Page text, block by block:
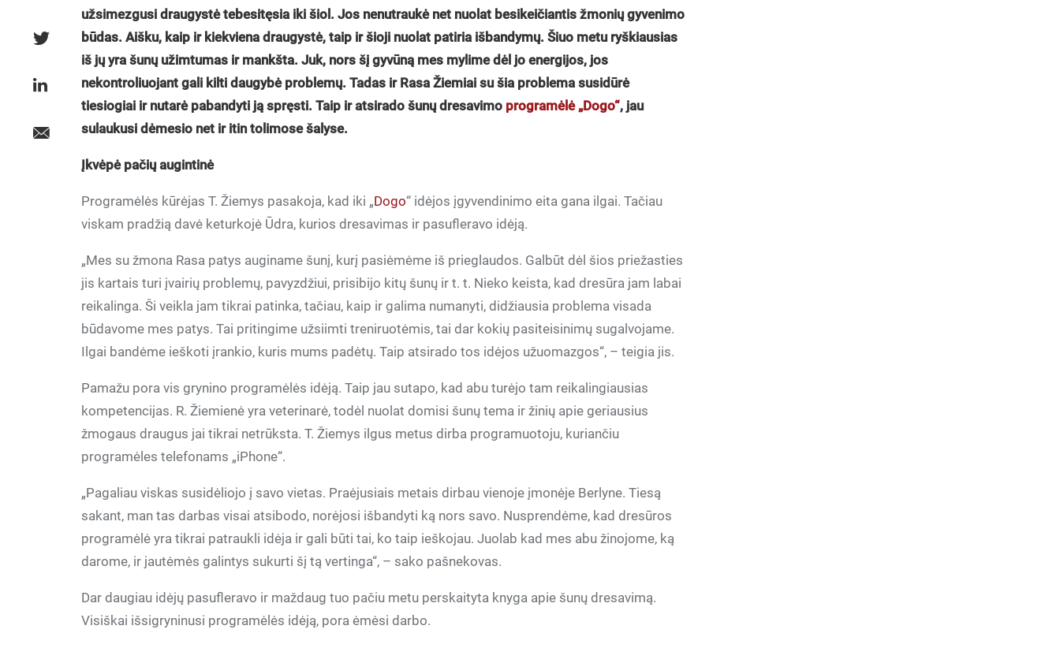
užsimezgusi draugystė tebesitęsia iki šiol. Jos nenutraukė net nuolat besikeičiantis žmonių gyvenimo
būdas. Aišku, kaip ir kiekviena draugystė, taip ir šioji nuolat patiria išbandymų. Šiuo metu ryškiausias
iš jų yra šunų užimtumas ir mankšta. Juk, nors šį gyvūną mes mylime dėl jo energijos, jos
nekontroliuojant gali kilti daugybė problemų. Tadas ir Rasa Žiemiai su šia problema susidūrė
tiesiogiai ir nutarė pabandyti ją spręsti. Taip ir atsirado šunų dresavimo programėlė „Dogo“, jau
sulaukusi dėmesio net ir itin tolimose šalyse.
Įkvėpė pačių augintinė
Programėlės kūrėjas T. Žiemys pasakoja, kad iki „Dogo“ idėjos įgyvendinimo eita gana ilgai. Tačiau
viskam pradžią davė keturkojė Ūdra, kurios dresavimas ir pasufleravo idėją.
„Mes su žmona Rasa patys auginame šunį, kurį pasiėmėme iš prieglaudos. Galbūt dėl šios priežasties
jis kartais turi įvairių problemų, pavyzdžiui, prisibijo kitų šunų ir t. t. Nieko keista, kad dresūra jam labai
reikalinga. Ši veikla jam tikrai patinka, tačiau, kaip ir galima numanyti, didžiausia problema visada
būdavome mes patys. Tai pritingime užsiimti treniruotėmis, tai dar kokių pasiteisinimų sugalvojame.
Ilgai bandėme ieškoti įrankio, kuris mums padėtų. Taip atsirado tos idėjos užuomazgos“, – teigia jis.
Pamažu pora vis grynino programėlės idėją. Taip jau sutapo, kad abu turėjo tam reikalingiausias
kompetencijas. R. Žiemienė yra veterinarė, todėl nuolat domisi šunų tema ir žinių apie geriausius
žmogaus draugus jai tikrai netrūksta. T. Žiemys ilgus metus dirba programuotoju, kuriančiu
programėles telefonams „iPhone“.
„Pagaliau viskas susidėliojo į savo vietas. Praėjusiais metais dirbau vienoje įmonėje Berlyne. Tiesą
sakant, man tas darbas visai atsibodo, norėjosi išbandyti ką nors savo. Nusprendėme, kad dresūros
programėlė yra tikrai patraukli idėja ir gali būti tai, ko taip ieškojau. Juolab kad mes abu žinojome, ką
darome, ir jautėmės galintys sukurti šį tą vertinga“, – sako pašnekovas.
Dar daugiau idėjų pasufleravo ir maždaug tuo pačiu metu perskaityta knyga apie šunų dresavimą.
Visiškai išsigryninusi programėlės idėją, pora ėmėsi darbo.